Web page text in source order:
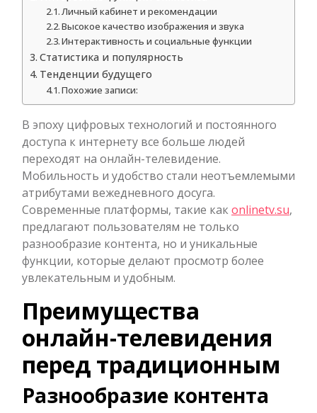
Личный кабинет и рекомендации
Высокое качество изображения и звука
Интерактивность и социальные функции
Статистика и популярность
Тенденции будущего
Похожие записи:
В эпоху цифровых технологий и постоянного
доступа к интернету все больше людей
переходят на онлайн-телевидение.
Мобильность и удобство стали неотъемлемыми
атрибутами вежедневного досуга.
Современные платформы, такие как onlinetv.su,
предлагают пользователям не только
разнообразие контента, но и уникальные
функции, которые делают просмотр более
увлекательным и удобным.
Преимущества
онлайн-телевидения
перед традиционным
Разнообразие контента